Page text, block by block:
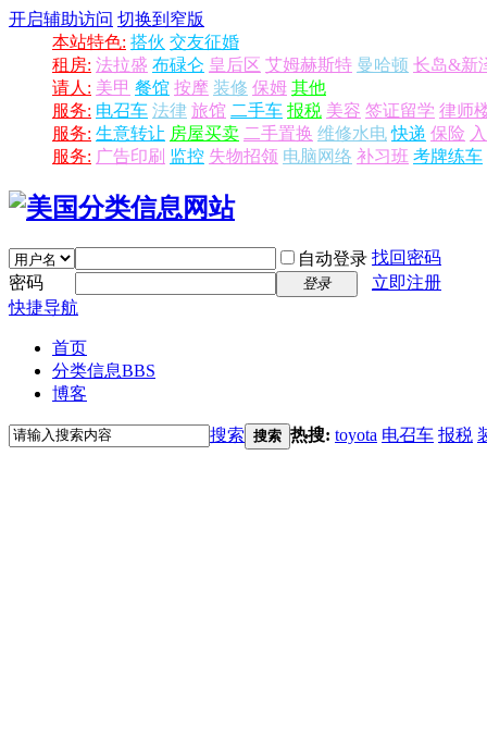
开启辅助访问 切换到窄版
本站特色: 搭伙 交友征婚
租房: 法拉盛 布碌仑 皇后区 艾姆赫斯特 曼哈顿 长岛&新
请人: 美甲 餐馆 按摩 装修 保姆 其他
服务: 电召车 法律 旅馆 二手车 报税 美容 签证留学 律师
服务: 生意转让 房屋买卖 二手置换 维修水电 快递 保险
服务: 广告印刷 监控 失物招领 电脑网络 补习班 考牌练车
自动登录 找回密码
密码
登录
立即注册
快捷导航
首页
分类信息BBS
博客
搜索 搜索 热搜: toyota 电召车 报税